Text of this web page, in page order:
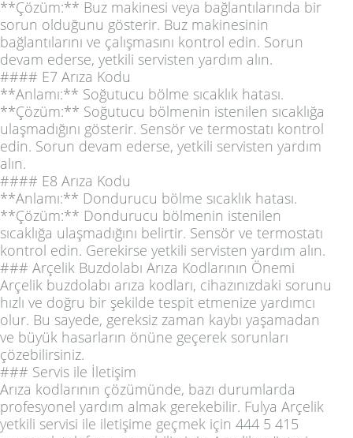
**Çözüm:** Buz makinesi veya bağlantılarında bir
sorun olduğunu gösterir. Buz makinesinin
bağlantılarını ve çalışmasını kontrol edin. Sorun
devam ederse, yetkili servisten yardım alın.
#### E7 Arıza Kodu
**Anlamı:** Soğutucu bölme sıcaklık hatası.
**Çözüm:** Soğutucu bölmenin istenilen sıcaklığa
ulaşmadığını gösterir. Sensör ve termostatı kontrol
edin. Sorun devam ederse, yetkili servisten yardım
alın.
#### E8 Arıza Kodu
**Anlamı:** Dondurucu bölme sıcaklık hatası.
**Çözüm:** Dondurucu bölmenin istenilen
sıcaklığa ulaşmadığını belirtir. Sensör ve termostatı
kontrol edin. Gerekirse yetkili servisten yardım alın.
### Arçelik Buzdolabı Arıza Kodlarının Önemi
Arçelik buzdolabı arıza kodları, cihazınızdaki sorunu
hızlı ve doğru bir şekilde tespit etmenize yardımcı
olur. Bu sayede, gereksiz zaman kaybı yaşamadan
ve büyük hasarların önüne geçerek sorunları
çözebilirsiniz.
### Servis ile İletişim
Arıza kodlarının çözümünde, bazı durumlarda
profesyonel yardım almak gerekebilir. Fulya Arçelik
yetkili servisi ile iletişime geçmek için 444 5 415